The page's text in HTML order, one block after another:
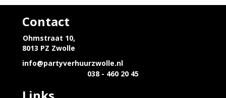
Contact
Ohmstraat 10,
8013 PZ Zwolle
info@partyverhuurzwolle.nl
038 - 460 20 45